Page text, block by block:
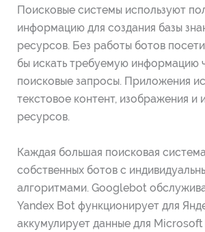
Поисковые системы используют
информацию для создания базы
ресурсов. Без работы ботов
бы искать требуемую информацию
поисковые запросы. Приложения
текстовое контент, изображения и
ресурсов.
Каждая большая поисковая
собственных ботов с
алгоритмами. Googlebot
Yandex Bot функционирует для
аккумулирует данные для